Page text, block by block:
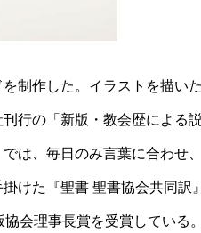
制作した。イラストを描い
行の「新版・教会歴による
は、毎日のみ言葉に合わせ
けた『聖書 聖書協会共同訳』
会理事長賞を受賞している